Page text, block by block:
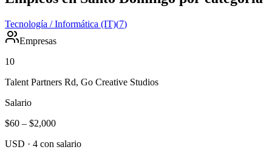
Tecnología / Informática (IT)(7)
Empresas
10
Talent Partners Rd, Go Creative Studios
Salario
$60 – $2,000
USD · 4 con salario